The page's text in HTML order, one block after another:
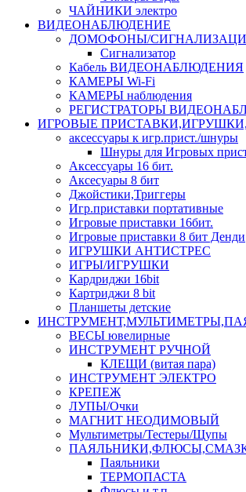
ЧАЙНИКИ электро
ВИДЕОНАБЛЮДЕНИЕ
ДОМОФОНЫ/
Сигнализатор
Кабель ВИДЕОНАБЛЮДЕНИЯ
КАМЕРЫ Wi-Fi
КАМЕРЫ наблюдения
РЕГИСТРАТОРЫ
ИГРОВЫЕ
аксесcуары к игр.прист./шнуры
Шнуры для Игровых
Аксессуары 16 бит.
Аксесуары 8 бит
Джойстики,Триггеры
Игр.приставки портативные
Игровые приставки 16бит.
Игровые приставки 8 бит Денди
ИГРУШКИ АНТИСТРЕС
ИГРЫ/ИГРУШКИ
Кардриджи 16bit
Картриджи 8 bit
Планшеты детские
ВЕСЫ ювелирные
ИНСТРУМЕНТ РУЧНОЙ
КЛЕЩИ (витая пара)
ИНСТРУМЕНТ ЭЛЕКТРО
КРЕПЕЖ
ЛУПЫ/Очки
МАГНИТ НЕОДИМОВЫЙ
Мультиметры/Тестеры/Щупы
Паяльники
ТЕРМОПАСТА